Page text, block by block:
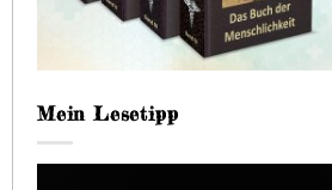
Mein Lesetipp